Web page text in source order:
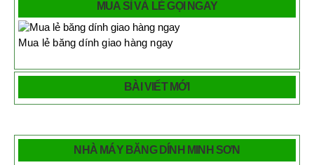
MUA SỈ VÀ LẺ GỌI NGAY
Mua lẻ băng dính giao hàng ngay
BÀI VIẾT MỚI
NHÀ MÁY BĂNG DÍNH MINH SƠN